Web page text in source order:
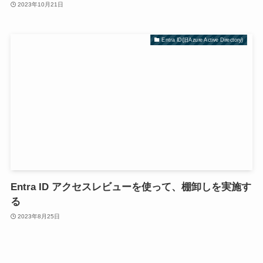
2023年10月21日
Entra ID(旧Azure Active Directory)
Entra ID アクセスレビューを使って、棚卸しを実施す
る
2023年8月25日